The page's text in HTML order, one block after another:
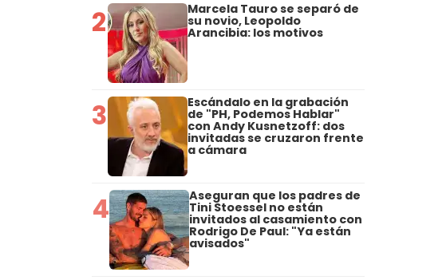
2 Marcela Tauro se separó de
su novio, Leopoldo
Arancibia: los motivos
3 Escándalo en la grabación
de "PH, Podemos Hablar"
con Andy Kusnetzoff: dos
invitadas se cruzaron frente
a cámara
4 Aseguran que los padres de
Tini Stoessel no están
invitados al casamiento con
Rodrigo De Paul: "Ya están
avisados"